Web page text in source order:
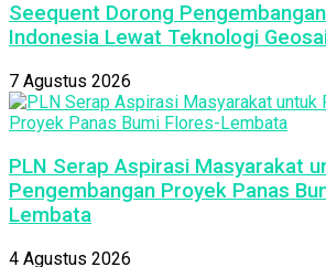
Seequent Dorong
Indonesia Lewat Teknologi
7 Agustus 2026
PLN Serap Aspirasi Masyarakat
Pengembangan Proyek Panas
Lembata
4 Agustus 2026